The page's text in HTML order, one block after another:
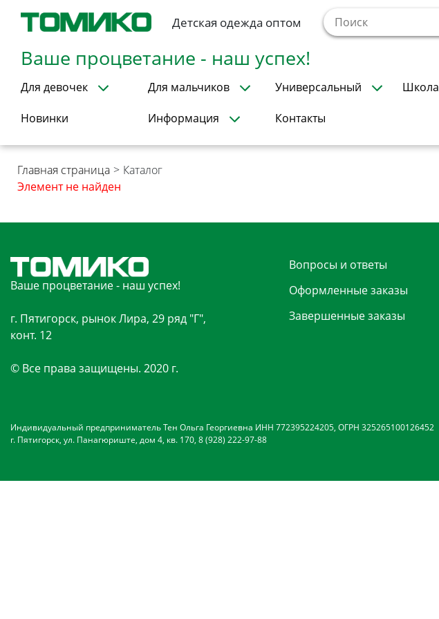
Детская одежда оптом
Ваше процветание - наш успех!
Для девочек Для мальчиков Универсальный Школа
Новинки Информация Контакты
Главная страница > Каталог
Элемент не найден
Ваше процветание - наш успех!
г. Пятигорск, рынок Лира, 29 ряд "Г",
конт. 12
© Все права защищены. 2020 г.
Вопросы и ответы
Оформленные заказы
Завершенные заказы
Индивидуальный предприниматель Тен Ольга Георгиевна ИНН 772395224205, ОГРН 325265100126452
г. Пятигорск, ул. Панагюриште, дом 4, кв. 170, 8 (928) 222-97-88